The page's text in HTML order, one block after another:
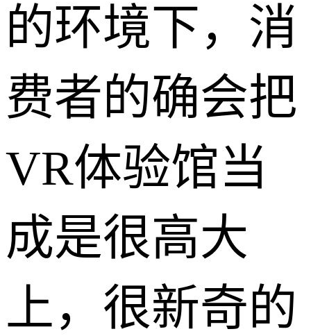
的环境下，消
费者的确会把
VR体验馆当
成是很高大
上，很新奇的